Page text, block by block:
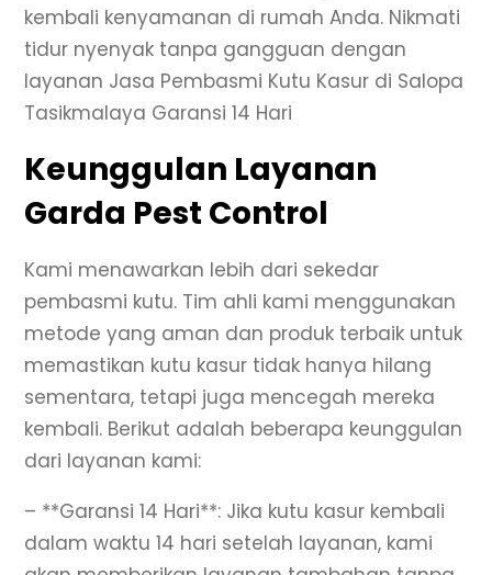
kembali kenyamanan di rumah Anda. Nikmati
tidur nyenyak tanpa gangguan dengan
layanan Jasa Pembasmi Kutu Kasur di Salopa
Tasikmalaya Garansi 14 Hari
Keunggulan Layanan
Garda Pest Control
Kami menawarkan lebih dari sekedar
pembasmi kutu. Tim ahli kami menggunakan
metode yang aman dan produk terbaik untuk
memastikan kutu kasur tidak hanya hilang
sementara, tetapi juga mencegah mereka
kembali. Berikut adalah beberapa keunggulan
dari layanan kami:
– **Garansi 14 Hari**: Jika kutu kasur kembali
dalam waktu 14 hari setelah layanan, kami